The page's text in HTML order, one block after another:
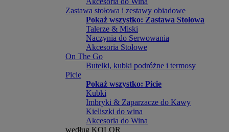
Zastawa stołowa i zestawy obiadowe
Pokaż wszystko: Zastawa Stołowa
Talerze & Miski
Naczynia do Serwowania
Akcesoria Stołowe
On The Go
Butelki, kubki podróżne i termosy
Picie
Pokaż wszystko: Picie
Kubki
Imbryki & Zaparzacze do Kawy
Kieliszki do wina
Akcesoria do Wina
według KOLOR